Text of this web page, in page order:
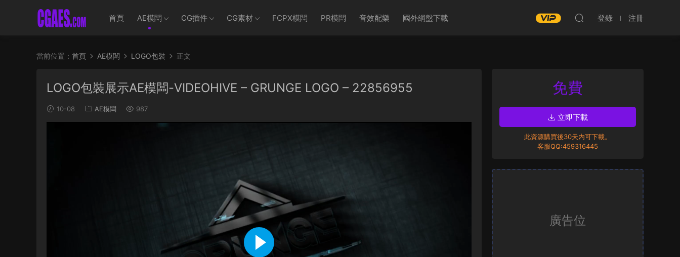
首頁 AE模闆 CG插件 CG素材 FCPX模闆 PR模闆 音效配樂 國外網盤下載 登錄 注冊
當前位置： 首頁 AE模闆 LOGO包裝 正文
LOGO包裝展示AE模闆-VIDEOHIVE – GRUNGE LOGO – 22856955
10-08 AE模闆 987
免費
立即下載
此資源購買後30天内可下載。
客服QQ:459316445
廣告位